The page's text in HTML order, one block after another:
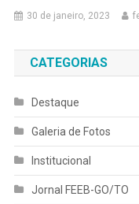
30 de janeiro, 2023
CATEGORIAS
Destaque
Galeria de Fotos
Institucional
Jornal FEEB-GO/TO